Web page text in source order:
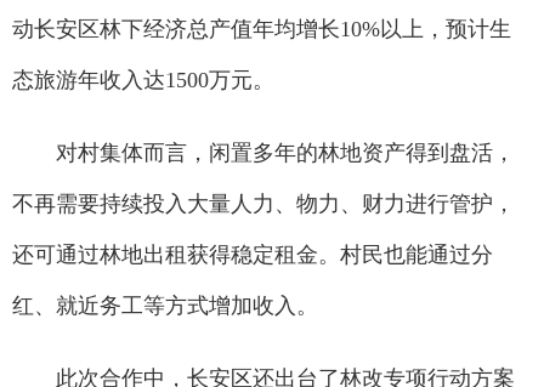
动长安区林下经济总产值年均增长10%以上，预计生
态旅游年收入达1500万元。
对村集体而言，闲置多年的林地资产得到盘活，
不再需要持续投入大量人力、物力、财力进行管护，
还可通过林地出租获得稳定租金。村民也能通过分
红、就近务工等方式增加收入。
此次合作中，长安区还出台了林改专项行动方案